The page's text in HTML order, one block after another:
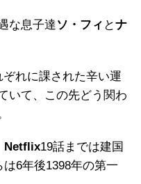
な息子達ソ・フィ とナ
れに課された辛い運
いて、この先どう関わ
Netflix19話までは建国
6年後1398年の第一